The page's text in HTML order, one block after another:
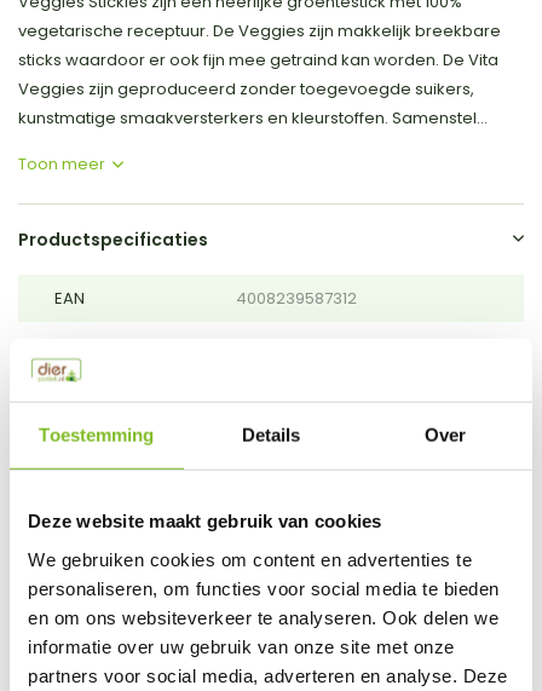
Toestemming Details Over
Deze website maakt gebruik van cookies
We gebruiken cookies om content en advertenties te
personaliseren, om functies voor social media te bieden
en om ons websiteverkeer te analyseren. Ook delen we
informatie over uw gebruik van onze site met onze
partners voor social media, adverteren en analyse. Deze
vegetarische receptuur. De Veggies zijn makkelijk breekbare
sticks waardoor er ook fijn mee getraind kan worden. De Vita
Veggies zijn geproduceerd zonder toegevoegde suikers,
kunstmatige smaakversterkers en kleurstoffen. Samenstel...
Toon meer
Productspecificaties
EAN 4008239587312
Vergelijk
Do you have a question about this product?
Send mail
This product is available in the following variants:
Gerelateerde producten